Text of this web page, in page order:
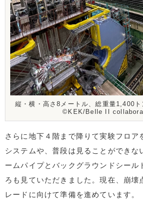
縦・横・高さ8メートル、総重量1,400
©KEK/Belle II
さらに地下４階まで降りて実験フロア
システムや、普段は見ることができな
ームパイプとバックグラウンドシール
ろも見ていただきました。現在、崩壊
レードに向けて準備を進めています。